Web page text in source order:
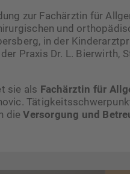
zur Fachärztin für
und
in der
Praxis Dr. L. Bierwirth,
sie als Fachärztin für
dieVersorgung und